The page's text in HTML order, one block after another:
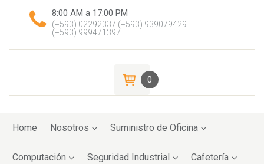
8:00 AM a 17:00 PM
(+593) 02292337 (+593) 939079429
(+593) 999471397
0
toHome Nosotros Suministro de Oficina
Computación Seguridad Industrial Cafetería